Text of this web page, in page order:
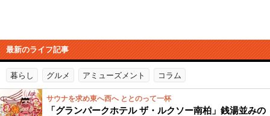
最新のライフ記事
暮らし グルメ アミューズメント コラム
サウナを求め東へ西へ ととのって一杯
「グランパークホテル ザ・ルクソー南柏」銭湯並みの